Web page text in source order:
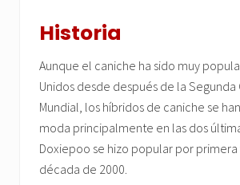
Historia
Aunque el caniche ha sido muy
Unidos desde después de la Segunda
Mundial, los híbridos de caniche se
moda principalmente en las dos
Doxiepoo se hizo popular por primera
década de 2000.